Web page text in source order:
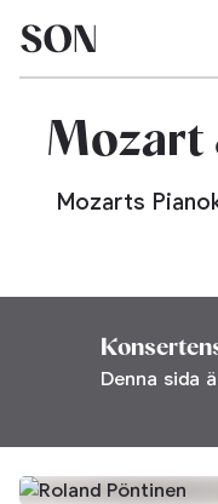
Mozart
Mozarts
Denna sida